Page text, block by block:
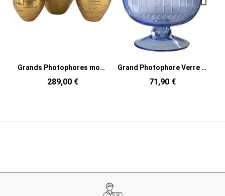
Grands Photophores modernes ronds en Métal Doré Phorynia (Lot de 3)
289,00 €
Grand Photophore Verre sur pied Diamètre 22 cm en Verre Bleu Métal Noir Tarifa
71,90 €